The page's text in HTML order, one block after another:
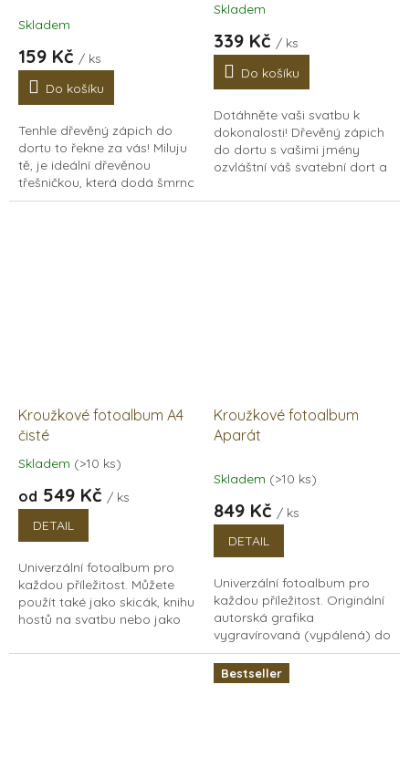
Skladem
159 Kč / ks
Do košíku
Tenhle dřevěný zápich do
dortu to řekne za vás! Miluju
tě, je ideální dřevěnou
třešničkou, která dodá šmrnc
každému dortu, zákusku,
Průměrné
produktu
5,0
5
hvězdiček.
Skladem
339 Kč / ks
Do košíku
Dotáhněte vaši svatbu k
dokonalosti! Dřevěný zápich
do dortu s vašimi jmény
ozvláštní váš svatební dort a
svatebních fotkách.
Kroužkové fotoalbum A4
čisté
Průměrné
produktu
5,0
5
hvězdiček.
Skladem (>10 ks)
od 549 Kč / ks
DETAIL
Univerzální fotoalbum pro
každou příležitost. Můžete
použít také jako skicák, knihu
hostů na svatbu nebo jako
Dřevěné fotoalbum s
Kroužkové fotoalbum
Aparát
Skladem (>10 ks)
849 Kč / ks
DETAIL
Univerzální fotoalbum pro
každou příležitost. Originální
autorská grafika
vygravírovaná (vypálená) do
bukového dřeva. Můžete
použít také jako skicák, knihu
hostů na svatbu nebo...
Bestseller